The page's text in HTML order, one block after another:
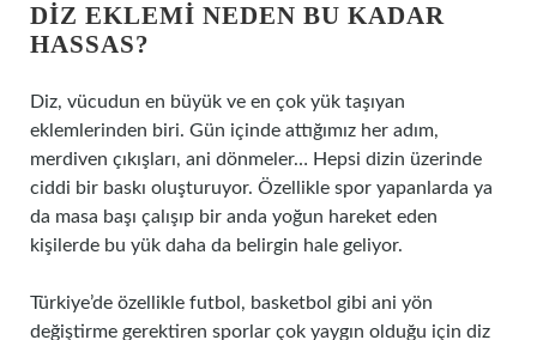
DIZ EKLEMI NEDEN BU KADAR
HASSAS?
Diz, vücudun en büyük ve en çok yük taşıyan
eklemlerinden biri. Gün içinde attığımız her adım,
merdiven çıkışları, ani dönmeler… Hepsi dizin üzerinde
ciddi bir baskı oluşturuyor. Özellikle spor yapanlarda ya
da masa başı çalışıp bir anda yoğun hareket eden
kişilerde bu yük daha da belirgin hale geliyor.
Türkiye’de özellikle futbol, basketbol gibi ani yön
değiştirme gerektiren sporlar çok yaygın olduğu için diz